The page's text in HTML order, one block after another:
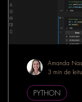
PYTHON
Amanda
3 min de